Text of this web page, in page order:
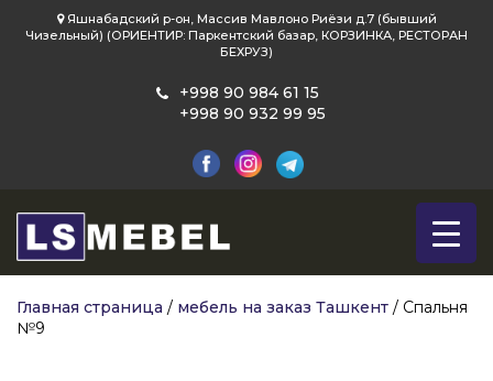
Яшнабадский р-он, Массив Мавлоно Риёзи д.7 (бывший
Чизельный) (ОРИЕНТИР: Паркентский базар, КОРЗИНКА, РЕСТОРАН
БЕХРУЗ)
+998 90 984 61 15
+998 90 932 99 95
Главная страница / мебель на заказ Ташкент / Спальня
№9